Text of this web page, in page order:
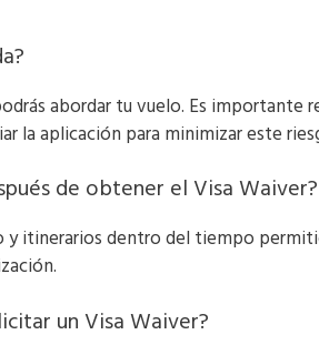
abordar tu vuelo. Es importante
la aplicación para minimizar este
de obtener el Visa Waiver?
itinerarios dentro del tiempo
un Visa Waiver?